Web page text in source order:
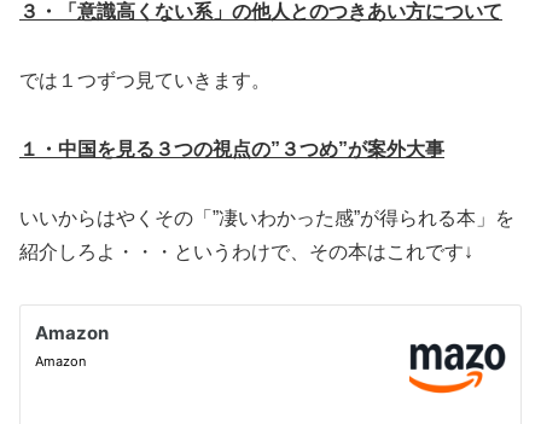
３・「意識高くない系」の他人とのつきあい方について
では１つずつ見ていきます。
１・中国を見る３つの視点の”３つめ”が案外大事
いいからはやくその「”凄いわかった感”が得られる本」を
紹介しろよ・・・というわけで、その本はこれです↓